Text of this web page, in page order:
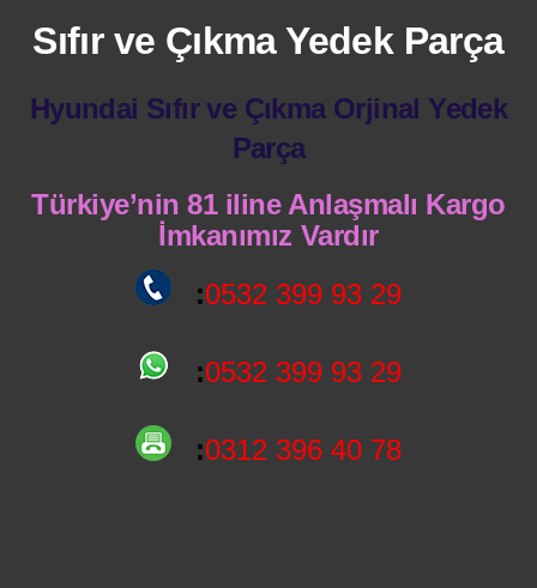
Sıfır ve Çıkma Yedek Parça
Hyundai Sıfır ve Çıkma Orjinal Yedek
Parça
Türkiye’nin 81 iline Anlaşmalı Kargo
İmkanımız Vardır
:0532 399 93 29
:0532 399 93 29
:0312 396 40 78